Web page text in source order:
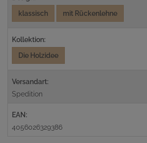
klassisch
mit Rückenlehne
Kollektion:
Die Holzidee
Versandart:
Spedition
EAN:
4056026329386